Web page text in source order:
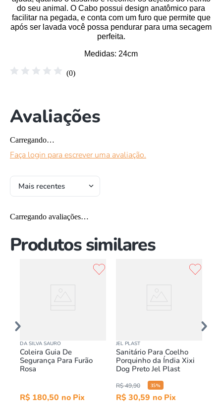
do seu animal. O Cabo possui design anatômico para
facilitar na pegada, e conta com um furo que permite que
após ser lavada você possa pendurar para uma secagem
perfeita.
Medidas: 24cm
☆ ☆ ☆ ☆ ☆ (0)
Avaliações
Carregando…
Faça login para escrever uma avaliação.
Mais recentes
Carregando avaliações…
Produtos similares
DA SILVA SAURO
Coleira Guia De
Segurança Para Furão
Rosa
R$ 180,50
JEL PLAST
Sanitário Para Coelho
Porquinho da Índia Xixi
Dog Preto Jel Plast
R$49,90 35%
R$30,59